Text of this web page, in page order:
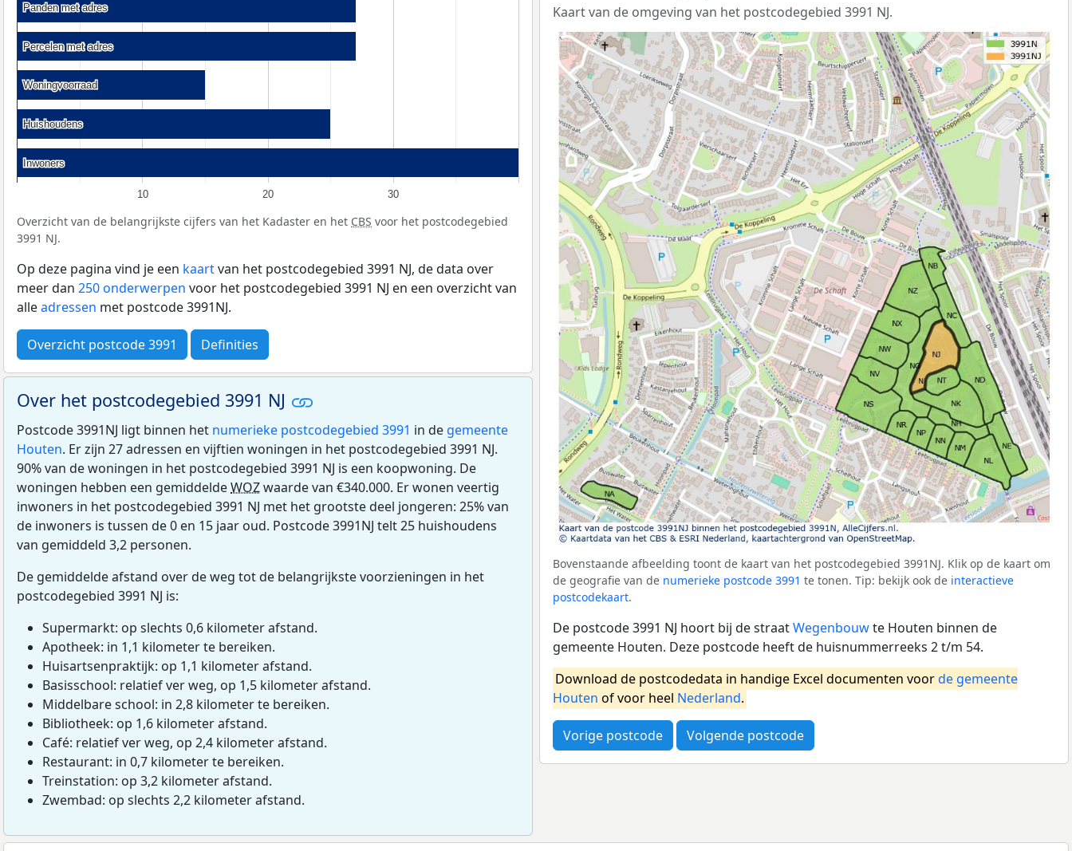
10 20 30
Panden met adres
Panden met adres
Percelen met adres
Percelen met adres
Woningvoorraad
Woningvoorraad
Huishoudens
Huishoudens
Inwoners
Inwoners
Overzicht van de belangrijkste cijfers van het Kadaster en het CBS voor het postcodegebied
3991 NJ.
Op deze pagina vind je een kaartvan het postcodegebied 3991 NJ, de data over
meer dan 250 onderwerpen voor het postcodegebied 3991 NJ en een overzicht van
alleadressen met postcode 3991NJ.
Overzicht postcode 3991 Definities
Over het postcodegebied 3991 NJ
Postcode 3991NJ ligt binnen het numerieke postcodegebied 3991 in de gemeente
Houten. Er zijn 27 adressen en vijftien woningen in het postcodegebied 3991 NJ.
90% van de woningen in het postcodegebied 3991 NJ is een koopwoning. De
woningen hebben een gemiddeldeWOZwaarde van €340.000. Er wonen veertig
inwoners in het postcodegebied 3991 NJ met het grootste deel jongeren: 25% van
de inwoners is tussen de 0 en 15 jaar oud. Postcode 3991NJ telt 25 huishoudens
van gemiddeld 3,2 personen.
De gemiddelde afstand over de weg tot de belangrijkste voorzieningen in het
postcodegebied 3991 NJ is:
Supermarkt: op slechts 0,6 kilometer afstand.
Apotheek: in 1,1 kilometer te bereiken.
Huisartsenpraktijk: op 1,1 kilometer afstand.
Basisschool: relatief ver weg, op 1,5 kilometer afstand.
Middelbare school: in 2,8 kilometer te bereiken.
Bibliotheek: op 1,6 kilometer afstand.
Café: relatief ver weg, op 2,4 kilometer afstand.
Restaurant: in 0,7 kilometer te bereiken.
Treinstation: op 3,2 kilometer afstand.
Zwembad: op slechts 2,2 kilometer afstand.
Kaart van de omgeving van het postcodegebied 3991 NJ.
Bovenstaande afbeelding toont de kaart van het postcodegebied 3991NJ. Klik op de kaart om
de geografie van de numerieke postcode 3991 te tonen. Tip: bekijk ook de interactieve
postcodekaart.
De postcode 3991 NJ hoort bij de straatWegenbouwte Houten binnen de
gemeente Houten. Deze postcode heeft de huisnummerreeks 2 t/m 54.
Download de postcodedata in handige Excel documenten voorde gemeente
Houten of voor heel Nederland.
Vorige postcode Volgende postcode